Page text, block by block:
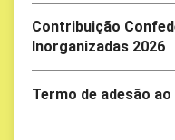
Contribuição
Inorganizadas 2026
Termo de adesão